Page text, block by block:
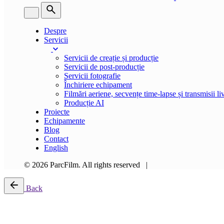
Despre
Servicii
Servicii de creație și producție
Servicii de post-producție
Servicii fotografie
Închiriere echipament
Filmări aeriene, secvențe time-lapse și transmisii
Producție AI
Proiecte
Echipamente
Blog
Contact
English
© 2026 ParcFilm. All rights reserved |
Back